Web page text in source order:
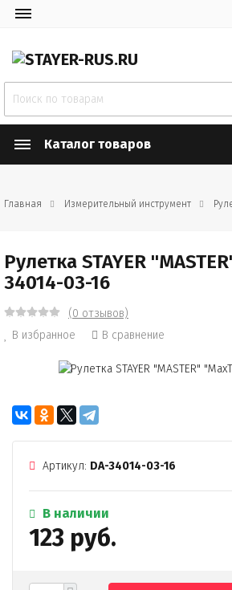
Каталог товаров
Главная Измерительный инструмент
Рулетка STAYER
34014-03-16
(0 отзывов)
В избранное
В сравнение
Артикул: DA-34014-03-16
В наличии
123 руб.